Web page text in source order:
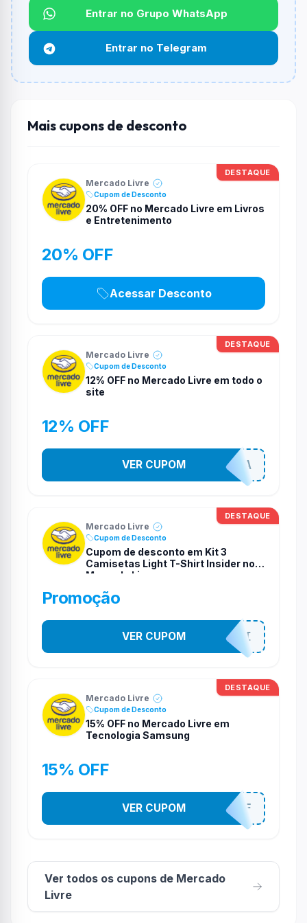
Não informado ou sem limite.
Funciona em qualquer produto?
Não necessariamente. Depende de itens participantes
e alguns vendedores ou produtos especificos podem
não aceitar cupons.
Entrar no Grupo WhatsApp
Entrar no Telegram
Mais cupons de desconto
DESTAQUE
Mercado Livre
Cupom de Desconto
20% OFF no Mercado Livre em Livros
e Entretenimento
20% OFF
Acessar Desconto
DESTAQUE
Mercado Livre
Cupom de Desconto
12% OFF no Mercado Livre em todo o
site
12% OFF
MELIOFERTA
VER CUPOM
DESTAQUE
Mercado Livre
Cupom de Desconto
Cupom de desconto em Kit 3
Camisetas Light T-Shirt Insider no
Mercado Livre
Promoção
MODANOMELI
VER CUPOM
DESTAQUE
Mercado Livre
Cupom de Desconto
15% OFF no Mercado Livre em
Tecnologia Samsung
15% OFF
SAMSUNG15OFF
VER CUPOM
Ver todos os cupons de Mercado
Livre